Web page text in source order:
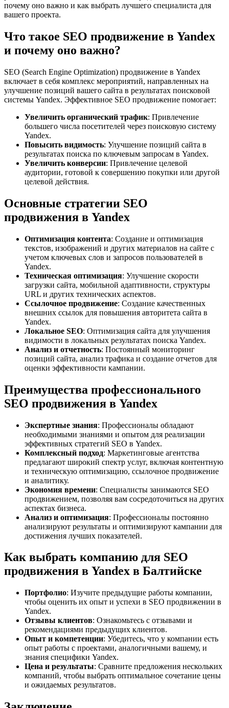
почему оно важно и как выбрать лучшего специалиста для
вашего проекта.
Что такое SEO продвижение в Yandex
и почему оно важно?
SEO (Search Engine Optimization) продвижение в Yandex
включает в себя комплекс мероприятий, направленных на
улучшение позиций вашего сайта в результатах поисковой
системы Yandex. Эффективное SEO продвижение помогает:
Увеличить органический трафик: Привлечение
большего числа посетителей через поисковую систему
Yandex.
Повысить видимость: Улучшение позиций сайта в
результатах поиска по ключевым запросам в Yandex.
Увеличить конверсии: Привлечение целевой
аудитории, готовой к совершению покупки или другой
целевой действия.
Основные стратегии SEO
продвижения в Yandex
Оптимизация контента: Создание и оптимизация
текстов, изображений и других материалов на сайте с
учетом ключевых слов и запросов пользователей в
Yandex.
Техническая оптимизация: Улучшение скорости
загрузки сайта, мобильной адаптивности, структуры
URL и других технических аспектов.
Ссылочное продвижение: Создание качественных
внешних ссылок для повышения авторитета сайта в
Yandex.
Локальное SEO: Оптимизация сайта для улучшения
видимости в локальных результатах поиска Yandex.
Анализ и отчетность: Постоянный мониторинг
позиций сайта, анализ трафика и создание отчетов для
оценки эффективности кампании.
Преимущества профессионального
SEO продвижения в Yandex
Экспертные знания: Профессионалы обладают
необходимыми знаниями и опытом для реализации
эффективных стратегий SEO в Yandex.
Комплексный подход: Маркетинговые агентства
предлагают широкий спектр услуг, включая контентную
и техническую оптимизацию, ссылочное продвижение
и аналитику.
Экономия времени: Специалисты занимаются SEO
продвижением, позволяя вам сосредоточиться на других
аспектах бизнеса.
Анализ и оптимизация: Профессионалы постоянно
анализируют результаты и оптимизируют кампании для
достижения лучших показателей.
Как выбрать компанию для SEO
продвижения в Yandex в Балтийске
Портфолио: Изучите предыдущие работы компании,
чтобы оценить их опыт и успехи в SEO продвижении в
Yandex.
Отзывы клиентов: Ознакомьтесь с отзывами и
рекомендациями предыдущих клиентов.
Опыт и компетенции: Убедитесь, что у компании есть
опыт работы с проектами, аналогичными вашему, и
знания специфики Yandex.
Цена и результаты: Сравните предложения нескольких
компаний, чтобы выбрать оптимальное сочетание цены
и ожидаемых результатов.